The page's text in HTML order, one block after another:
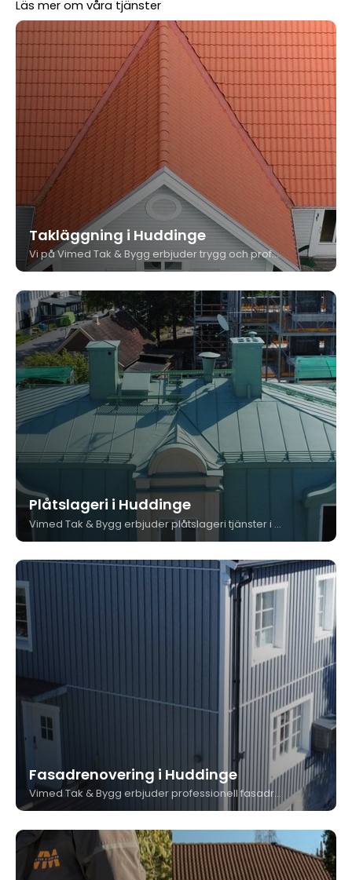
Läs mer om våra tjänster
Takläggning i Huddinge
Vi på Vimed Tak & Bygg erbjuder trygg och professionell takläggning i Huddinge för både privatpersoner och bostadsrättsföreningar. Med egen personal, eget plåtslageri och många års erfarenhet säkerställer vi att ditt tak blir hållbart.
Plåtslageri i Huddinge
Vimed Tak & Bygg erbjuder plåtslageri tjänster i Huddinge med fokus på precision, hållbarhet och estetik. Vi tillverkar och monterar plåtdetaljer i vår egen verkstad, helt anpassade efter ditt projekt.
Fasadrenovering i Huddinge
Vimed Tak & Bygg erbjuder professionell fasadrenovering i Huddinge för både trä- och putsfasader. Vi kombinerar hantverkserfarenhet med kvalitetsmaterial för att ge din fastighet ett nytt och hållbart yttre.